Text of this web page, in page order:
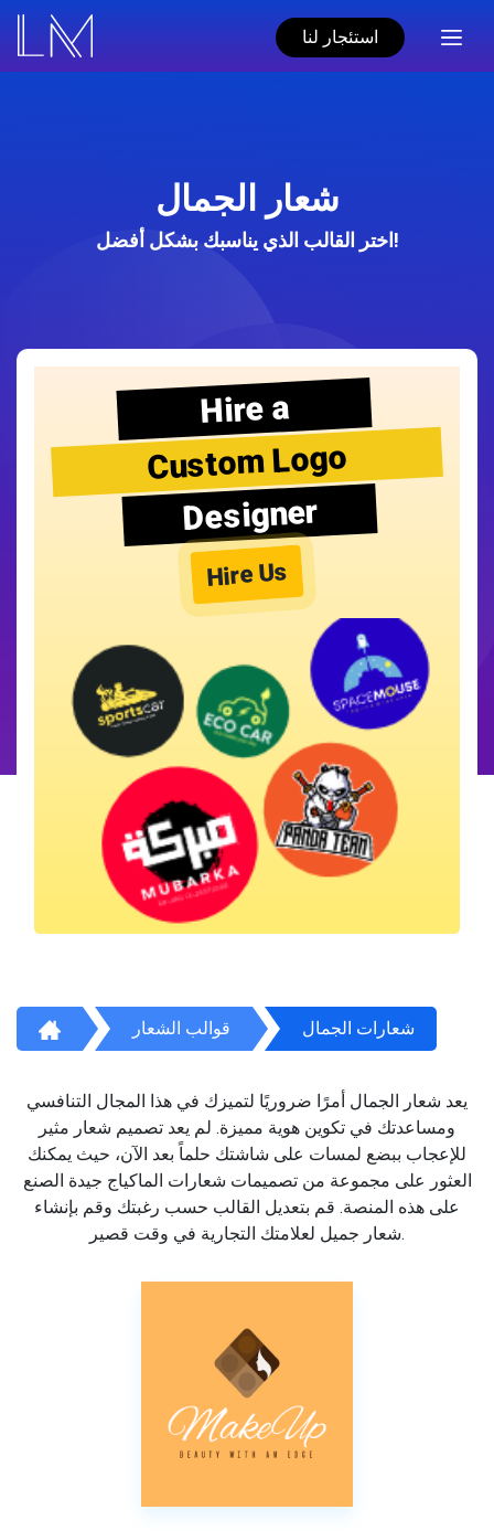
استئجار لنا
شعار الجمال
اختر القالب الذي يناسبك بشكل أفضل!
Hire a
Custom Logo
Designer
Hire Us
قوالب الشعار شعارات الجمال
يعد شعار الجمال أمرًا ضروريًا لتميزك في هذا المجال التنافسي
ومساعدتك في تكوين هوية مميزة. لم يعد تصميم شعار مثير
للإعجاب ببضع لمسات على شاشتك حلماً بعد الآن، حيث يمكنك
العثور على مجموعة من تصميمات شعارات الماكياج جيدة الصنع
على هذه المنصة. قم بتعديل القالب حسب رغبتك وقم بإنشاء
شعار جميل لعلامتك التجارية في وقت قصير.